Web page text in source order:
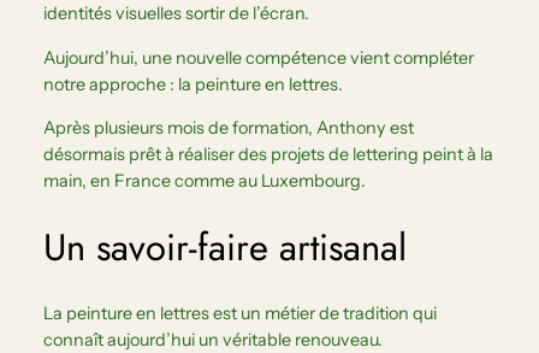
identités visuelles sortir de l’écran.
Aujourd’hui, une nouvelle compétence vient compléter
notre approche : la peinture en lettres.
Après plusieurs mois de formation, Anthony est
désormais prêt à réaliser des projets de lettering peint à la
main, en France comme au Luxembourg.
Un savoir-faire artisanal
La peinture en lettres est un métier de tradition qui
connaît aujourd’hui un véritable renouveau.